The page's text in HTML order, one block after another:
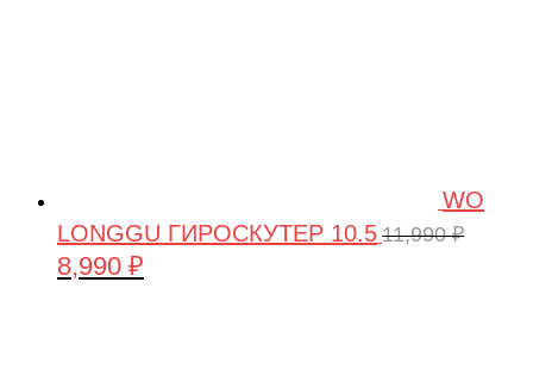
WO
LONGGU ГИРОСКУТЕР 10.5 11,990₽
Первоначальная
8,990 ₽